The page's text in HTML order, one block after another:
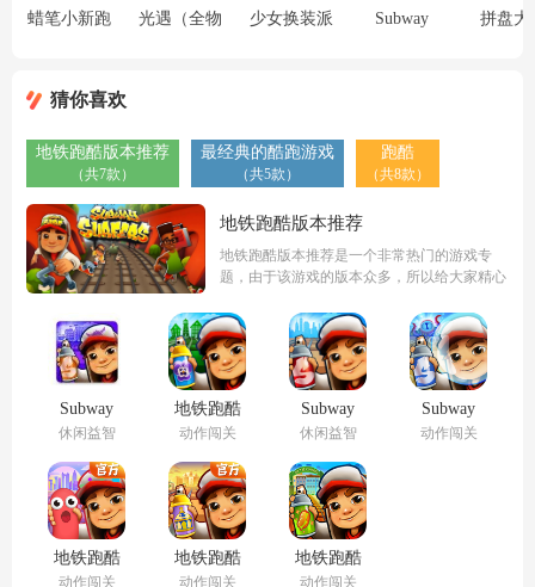
蜡笔小新跑
版）
光遇（全物
少女换装派
Subway
本）
拼盘大
猜你喜欢
地铁跑酷版本推荐
地铁跑酷版本推荐是一个非常热门的游戏专
题，由于该游戏的版本众多，所以给大家精心
比较热门受欢迎的版本，让你不用一个个下
载，一键可以全部完成，自由畅玩，非常舒
服！
Subway
Surf（地
本哈根国
际服）
休闲益智
地铁跑酷
冰岛版(地
动作闯关
Subway
Surf（地
际服3.14.1
版本）
休闲益智
Subway
Surf（地
动作闯关
地铁跑酷
老版本
动作闯关
地铁跑酷
(呼和浩
动作闯关
地铁跑酷
地铁城正
动作闯关
地铁跑酷版本推荐
（共7款）
最经典的酷跑游戏
（共5款）
跑酷
（共8款）